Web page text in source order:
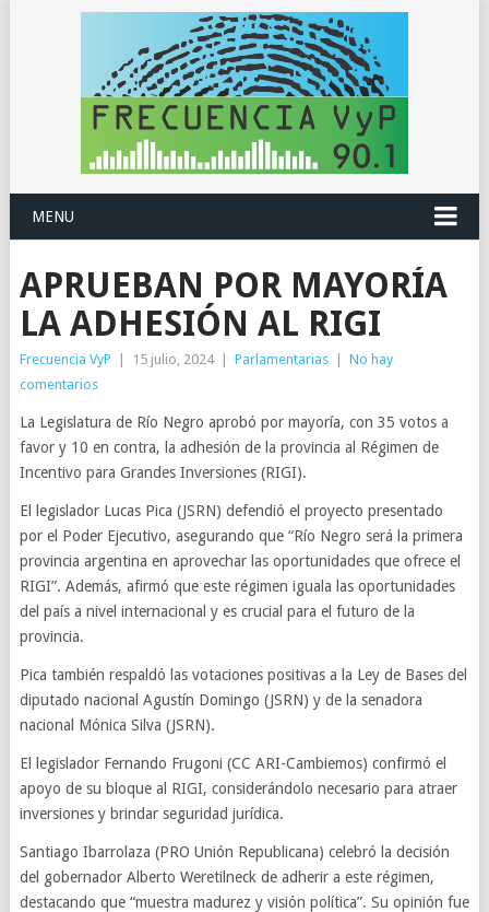
MENU
APRUEBAN POR MAYORÍA
LA ADHESIÓN AL RIGI
Frecuencia VyP 15 julio, 2024 Parlamentarias
No hay
comentarios
La Legislatura de Río Negro aprobó por mayoría, con 35 votos a
favor y 10 en contra, la adhesión de la provincia al Régimen de
Incentivo para Grandes Inversiones (RIGI).
El legislador Lucas Pica (JSRN) defendió el proyecto presentado
por el Poder Ejecutivo, asegurando que “Río Negro será la primera
provincia argentina en aprovechar las oportunidades que ofrece el
RIGI”. Además, afirmó que este régimen iguala las oportunidades
del país a nivel internacional y es crucial para el futuro de la
provincia.
Pica también respaldó las votaciones positivas a la Ley de Bases del
diputado nacional Agustín Domingo (JSRN) y de la senadora
nacional Mónica Silva (JSRN).
El legislador Fernando Frugoni (CC ARI-Cambiemos) confirmó el
apoyo de su bloque al RIGI, considerándolo necesario para atraer
inversiones y brindar seguridad jurídica.
Santiago Ibarrolaza (PRO Unión Republicana) celebró la decisión
del gobernador Alberto Weretilneck de adherir a este régimen,
destacando que “muestra madurez y visión política”. Su opinión fue